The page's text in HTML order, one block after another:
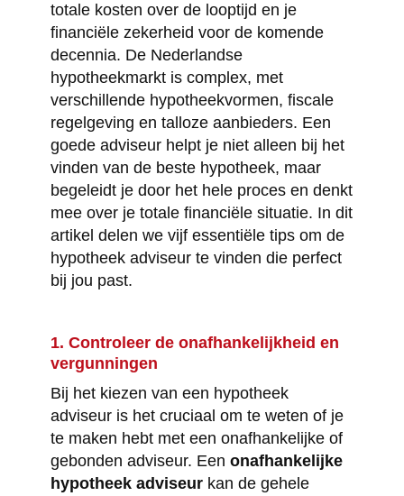
totale kosten over de looptijd en je
financiële zekerheid voor de komende
decennia. De Nederlandse
hypotheekmarkt is complex, met
verschillende hypotheekvormen, fiscale
regelgeving en talloze aanbieders. Een
goede adviseur helpt je niet alleen bij het
vinden van de beste hypotheek, maar
begeleidt je door het hele proces en denkt
mee over je totale financiële situatie. In dit
artikel delen we vijf essentiële tips om de
hypotheek adviseur te vinden die perfect
bij jou past.
1. Controleer de onafhankelijkheid en
vergunningen
Bij het kiezen van een hypotheek
adviseur is het cruciaal om te weten of je
te maken hebt met een onafhankelijke of
gebonden adviseur. Een onafhankelijke
hypotheek adviseurkan de gehele